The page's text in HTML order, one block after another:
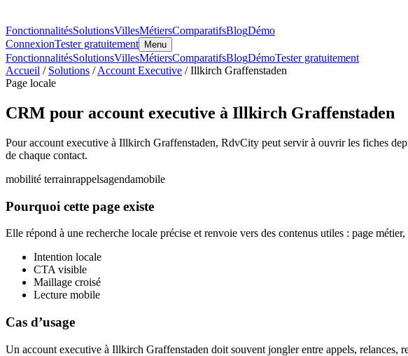
FonctionnalitésSolutionsVillesMétiersComparatifsBlogDémo
ConnexionTester gratuitement Menu
FonctionnalitésSolutionsVillesMétiersComparatifsBlogDémoTester gratuitement
Accueil / Solutions /Account Executive / Illkirch Graffenstaden
Page locale
CRM pour account executive à Illkirch Graffenstaden
Pour account executive à Illkirch Graffenstaden, RdvCity peut servir à ouvrir les fiches
de chaque contact.
mobilité terrainrappelsagendamobile
Pourquoi cette page existe
Elle répond à une recherche locale précise et renvoie vers des contenus utiles : page
Intention locale
CTA visible
Maillage croisé
Lecture mobile
Cas d’usage
Un account executive à Illkirch Graffenstaden doit souvent jongler entre appels, relances,